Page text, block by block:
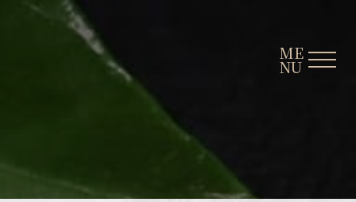
ME
NU